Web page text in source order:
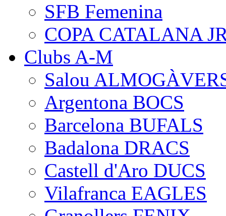
SFB Femenina
COPA CATALANA
Clubs A-M
Salou
Argentona BOCS
Barcelona BUFALS
Badalona DRACS
Castell d'Aro DUCS
Vilafranca EAGLES